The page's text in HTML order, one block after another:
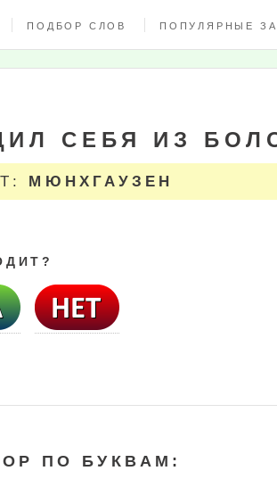
ПОДБОР СЛОВ ПОПУЛЯРНЫЕ
СЕБЯ ИЗ
МЮНХГАУЗЕН
ПО БУКВАМ: